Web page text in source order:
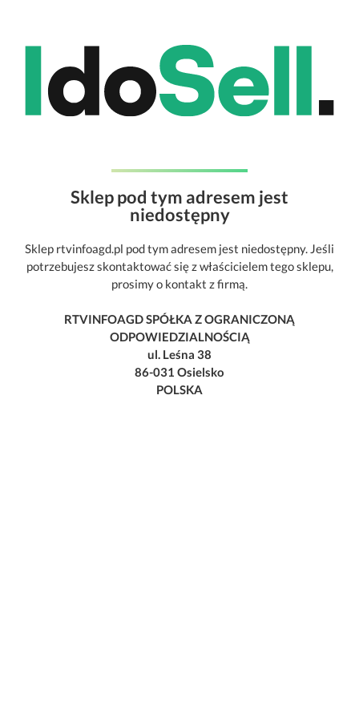
Sklep pod tym adresem jest
niedostępny
Sklep rtvinfoagd.pl pod tym adresem jest niedostępny. Jeśli
potrzebujesz skontaktować się z właścicielem tego sklepu,
prosimy o kontakt z firmą.
RTVINFOAGD SPÓŁKA Z OGRANICZONĄ
ODPOWIEDZIALNOŚCIĄ
ul. Leśna 38
86-031 Osielsko
POLSKA